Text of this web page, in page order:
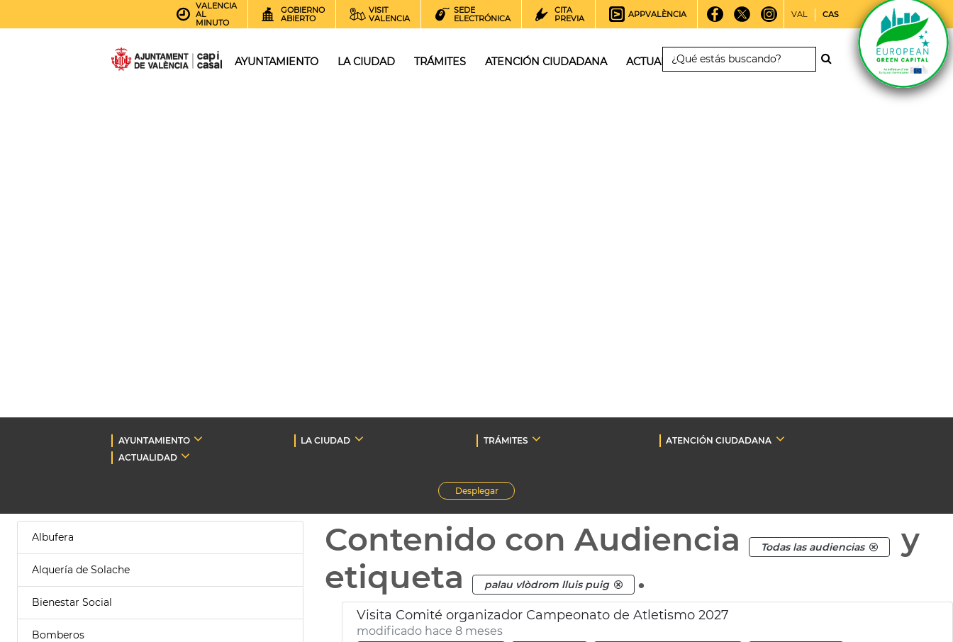
VALENCIA
AL
MINUTO
GOBIERNO
ABIERTO
VISIT
VALENCIA
SEDE
ELECTRÓNICA
CITA
PREVIA
APPVALÈNCIA VAL CAS
AYUNTAMIENTO LA CIUDAD TRÁMITES ATENCIÓN CIUDADANA ACTUALIDAD
AYUNTAMIENTO LA CIUDAD TRÁMITES
ATENCIÓN CIUDADANA
ACTUALIDAD
Desplegar
Albufera
Alquería de Solache
Bienestar Social
Bomberos
Contenido con Audiencia Todas las audiencias
y
etiqueta
palau vlòdrom lluis puig .
Visita Comité organizador Campeonato de Atletismo 2027
modificado hace 8 meses